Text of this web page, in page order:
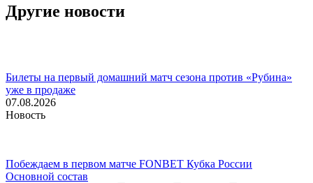
Другие новости
Билеты на первый домашний матч сезона против «Рубина»
уже в продаже
07.08.2026
Новость
Побеждаем в первом матче FONBET Кубка России
Основной состав